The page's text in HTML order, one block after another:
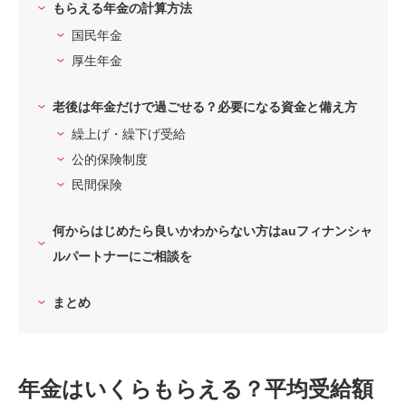
もらえる年金の計算方法
国民年金
厚生年金
老後は年金だけで過ごせる？必要になる資金と備え方
繰上げ・繰下げ受給
公的保険制度
民間保険
何からはじめたら良いかわからない方はauフィナンシャ
ルパートナーにご相談を
まとめ
年金はいくらもらえる？平均受給額